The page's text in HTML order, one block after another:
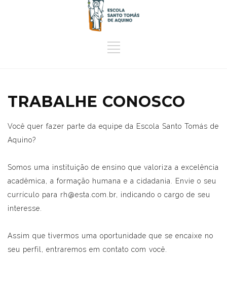
TRABALHE CONOSCO
Você quer fazer parte da equipe da Escola Santo Tomás de
Aquino?
Somos uma instituição de ensino que valoriza a excelência
acadêmica, a formação humana e a cidadania. Envie o seu
currículo para rh@esta.com.br, indicando o cargo de seu
interesse.
Assim que tivermos uma oportunidade que se encaixe no
seu perfil, entraremos em contato com você.